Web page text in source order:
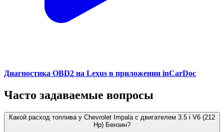
Диагностика OBD2 на Lexus в приложении inCarDoc
Часто задаваемые вопросы
Какой расход топлива у Chevrolet Impala с двигателем 3.5 i V6 (212
Hp) Бензин?